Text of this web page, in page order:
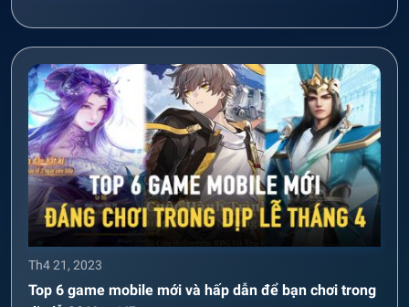
Th4 21, 2023
Top 6 game mobile mới và hấp dẫn để bạn chơi trong